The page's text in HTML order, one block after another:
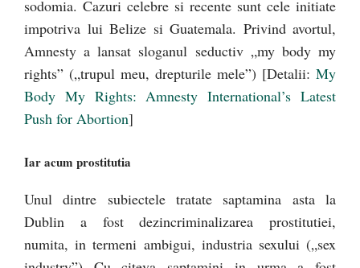
sodomia. Cazuri celebre si recente sunt cele initiate
impotriva lui Belize si Guatemala. Privind avortul,
Amnesty a lansat sloganul seductiv „my body my
rights” („trupul meu, drepturile mele”) [Detalii: My
Body My Rights: Amnesty International’s Latest
Push for Abortion]
Iar acum prostitutia
Unul dintre subiectele tratate saptamina asta la
Dublin a fost dezincriminalizarea prostitutiei,
numita, in termeni ambigui, industria sexului („sex